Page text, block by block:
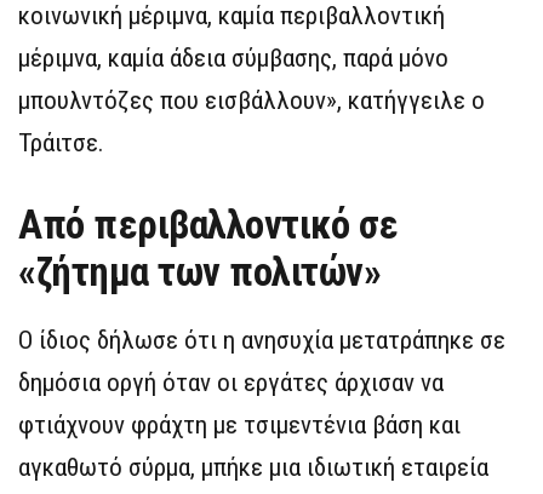
κοινωνική μέριμνα, καμία περιβαλλοντική
μέριμνα, καμία άδεια σύμβασης, παρά μόνο
μπουλντόζες που εισβάλλουν», κατήγγειλε ο
Τράιτσε.
Από περιβαλλοντικό σε
«ζήτημα των πολιτών»
Ο ίδιος δήλωσε ότι η ανησυχία μετατράπηκε σε
δημόσια οργή όταν οι εργάτες άρχισαν να
φτιάχνουν φράχτη με τσιμεντένια βάση και
αγκαθωτό σύρμα, μπήκε μια ιδιωτική εταιρεία